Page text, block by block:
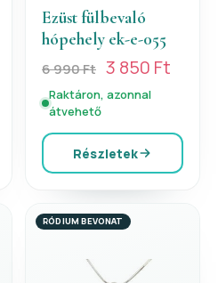
Ezüst fülbevaló
hópehely ek-e-055
6 990 Ft 3 850 Ft
Raktáron, azonnal
átvehető
Részletek
RÓDIUM BEVONAT